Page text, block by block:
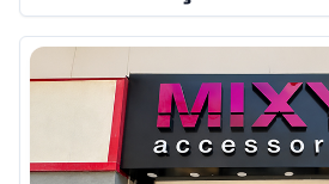
Onur Akdeniz ile Özel